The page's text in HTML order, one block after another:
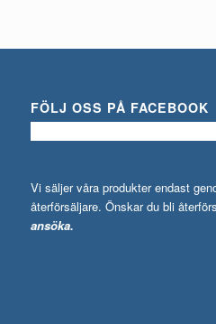
FÖLJ OSS PÅ FACEBOOK
Vi säljer våra produkter endast
återförsäljare. Önskar du bli
ansöka.